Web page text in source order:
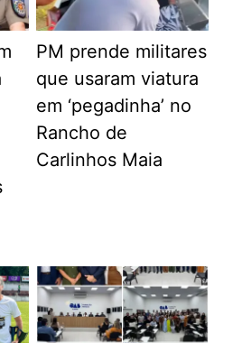
PM prende militares
que usaram viatura
em ‘pegadinha’ no
Rancho de
Carlinhos Maia